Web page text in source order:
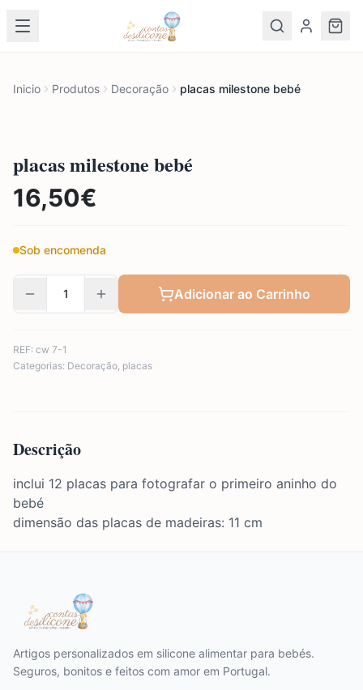
Inicio Produtos Decoração placas milestone bebé
placas milestone bebé
16,50€
Sob encomenda
Adicionar ao Carrinho
REF: cw 7-1
Categorias: Decoração, placas
Descrição
inclui 12 placas para fotografar o primeiro aninho do
bebé
dimensão das placas de madeiras: 11 cm
Artigos personalizados em silicone alimentar para bebés.
Seguros, bonitos e feitos com amor em Portugal.